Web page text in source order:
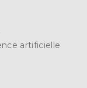
artificielle